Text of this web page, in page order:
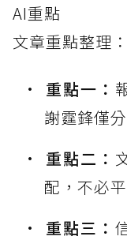
AI重點
文章重點整理：
重點一：
謝霆鋒僅
重點二：
配，不必
重點三：